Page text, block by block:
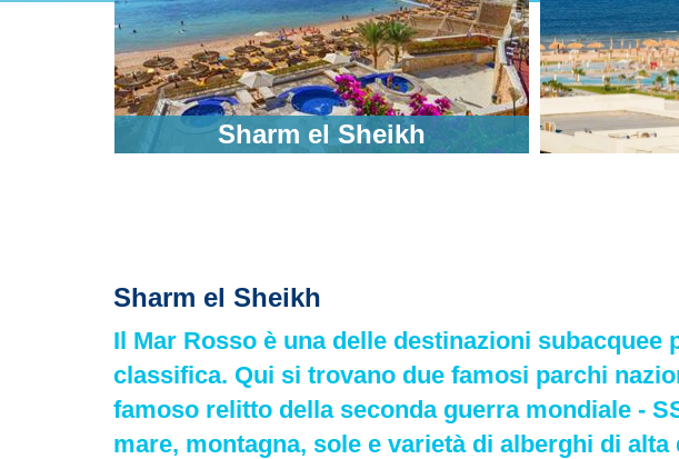
Sharm el Sheikh
Sharm el Sheikh
Il Mar Rosso è una delle destinazioni
classifica. Qui si trovano due famosi parchi
famoso relitto della seconda guerra mondiale -
mare, montagna, sole e varietà di alberghi di